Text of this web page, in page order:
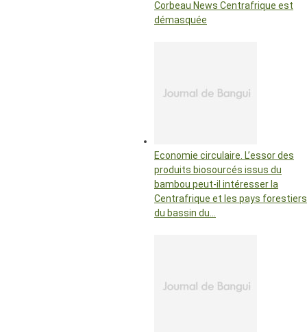
Corbeau News Centrafrique est
démasquée
Economie circulaire. L’essor des
produits biosourcés issus du
bambou peut-il intéresser la
Centrafrique et les pays forestiers
du bassin du…